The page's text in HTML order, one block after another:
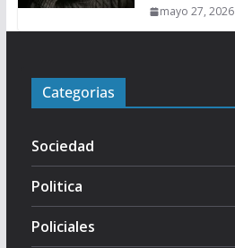
mayo 27, 2026
Categorias
Sociedad
Politica
Policiales